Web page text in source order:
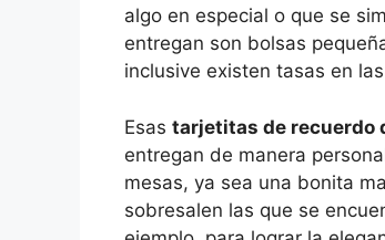
algo en especial o que se
entregan son bolsas
inclusive existen tasas en
Esas tarjetitas de recuerdo
entregan de manera
mesas, ya sea una bonita
sobresalen las que se